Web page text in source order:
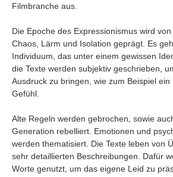
Filmbranche aus.
Die Epoche des Expressionismus wird von
Chaos, Lärm und Isolation geprägt. Es
Individuum, das unter einem gewissen
die Texte werden subjektiv geschrieben,
Ausdruck zu bringen, wie zum Beispiel ein
Gefühl.
Alte Regeln werden gebrochen, sowie
Generation rebelliert. Emotionen und
werden thematisiert. Die Texte leben von
sehr detaillierten Beschreibungen. Dafür
Worte genutzt, um das eigene Leid zu